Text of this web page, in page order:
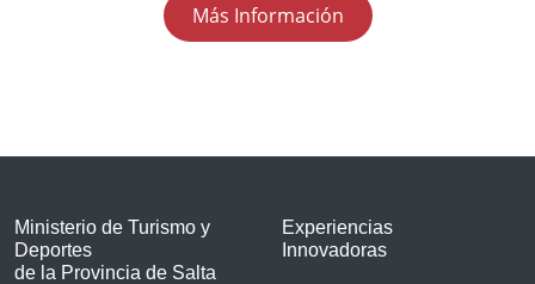
Más Información
Ministerio de Turismo y
Deportes
de la Provincia de Salta
Experiencias
Innovadoras